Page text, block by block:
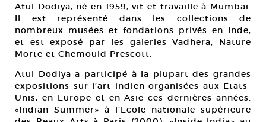
Atul Dodiya, né en 1959, vit et travaille à Mumbai.
Il est représenté dans les collections de
nombreux musées et fondations privés en Inde,
et est exposé par les galeries Vadhera, Nature
Morte et Chemould Prescott.
Atul Dodiya a participé à la plupart des grandes
expositions sur l’art indien organisées aux Etats-
Unis, en Europe et en Asie ces dernières années:
«Indian Summer» à l’Ecole nationale supérieure